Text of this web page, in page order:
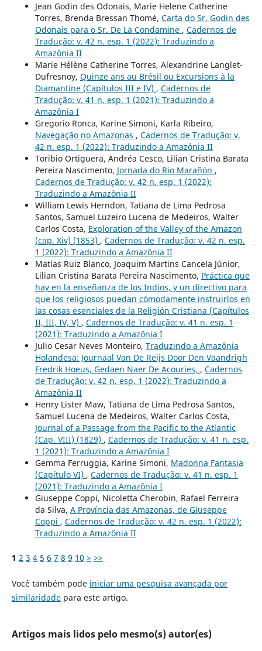
Jean Godin des Odonais, Marie Helene Catherine
Torres, Brenda Bressan Thomé, Carta do Sr. Godin des
Odonais para o Sr. De La Condamine , Cadernos de
Tradução: v. 42 n. esp. 1 (2022): Traduzindo a
Amazônia II
Marie Hélène Catherine Torres, Alexandrine Langlet-
Dufresnoy, Quinze ans au Brésil ou Excursions à la
Diamantine (Capítulos III e IV) , Cadernos de
Tradução: v. 41 n. esp. 1 (2021): Traduzindo a
Amazônia I
Gregorio Ronca, Karine Simoni, Karla Ribeiro,
Navegação no Amazonas , Cadernos de Tradução: v.
42 n. esp. 1 (2022): Traduzindo a Amazônia II
Toribio Ortiguera, Andréa Cesco, Lilian Cristina Barata
Pereira Nascimento, Jornada do Rio Marañón ,
Cadernos de Tradução: v. 42 n. esp. 1 (2022):
Traduzindo a Amazônia II
William Lewis Herndon, Tatiana de Lima Pedrosa
Santos, Samuel Luzeiro Lucena de Medeiros, Walter
Carlos Costa, Exploration of the Valley of the Amazon
(cap. Xiv) (1853) , Cadernos de Tradução: v. 42 n. esp.
1 (2022): Traduzindo a Amazônia II
Matías Ruiz Blanco, Joaquim Martins Cancela Júnior,
Lilian Cristina Barata Pereira Nascimento, Práctica que
hay en la enseñanza de los Indios, y un directivo para
que los religiosos puedan cómodamente instruirlos en
las cosas esenciales de la Religión Cristiana (Capítulos
II, III, IV, V) , Cadernos de Tradução: v. 41 n. esp. 1
(2021): Traduzindo a Amazônia I
Julio Cesar Neves Monteiro, Traduzindo a Amazônia
Holandesa: Journaal Van De Reijs Door Den Vaandrigh
Fredrik Hoeus, Gedaen Naer De Acouries, , Cadernos
de Tradução: v. 42 n. esp. 1 (2022): Traduzindo a
Amazônia II
Henry Lister Maw, Tatiana de Lima Pedrosa Santos,
Samuel Lucena de Medeiros, Walter Carlos Costa,
Journal of a Passage from the Pacific to the Atlantic
(Cap. VIII) (1829) , Cadernos de Tradução: v. 41 n. esp.
1 (2021): Traduzindo a Amazônia I
Gemma Ferruggia, Karine Simoni, Madonna Fantasia
(Capítulo VI) , Cadernos de Tradução: v. 41 n. esp. 1
(2021): Traduzindo a Amazônia I
Giuseppe Coppi, Nicoletta Cherobin, Rafael Ferreira
da Silva, A Província das Amazonas, de Giuseppe
Coppi , Cadernos de Tradução: v. 42 n. esp. 1 (2022):
Traduzindo a Amazônia II
1 2 3 4 5 6 7 8 9 10 > >>
Você também pode iniciar uma pesquisa avançada por
similaridadepara este artigo.
Artigos mais lidos pelo mesmo(s) autor(es)